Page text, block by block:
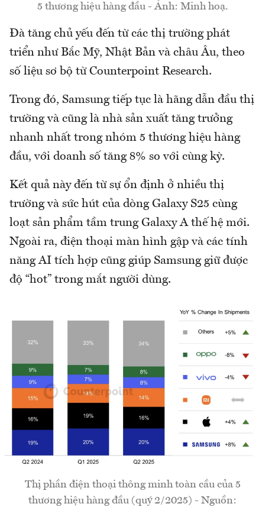
5 thương hiệu hàng đầu - Ảnh: Minh hoạ.
Đà tăng chủ yếu đến từ các thị trường phát
triển như Bắc Mỹ, Nhật Bản và châu Âu, theo
số liệu sơ bộ từ Counterpoint Research.
Trong đó, Samsung tiếp tục là hãng dẫn đầu thị
trường và cũng là nhà sản xuất tăng trưởng
nhanh nhất trong nhóm 5 thương hiệu hàng
đầu, với doanh số tăng 8% so với cùng kỳ.
Kết quả này đến từ sự ổn định ở nhiều thị
trường và sức hút của dòng Galaxy S25 cùng
loạt sản phẩm tầm trung Galaxy A thế hệ mới.
Ngoài ra, điện thoại màn hình gập và các tính
năng AI tích hợp cũng giúp Samsung giữ được
độ “hot” trong mắt người dùng.
Thị phần điện thoại thông minh toàn cầu của 5
thương hiệu hàng đầu (quý 2/2025) - Nguồn: